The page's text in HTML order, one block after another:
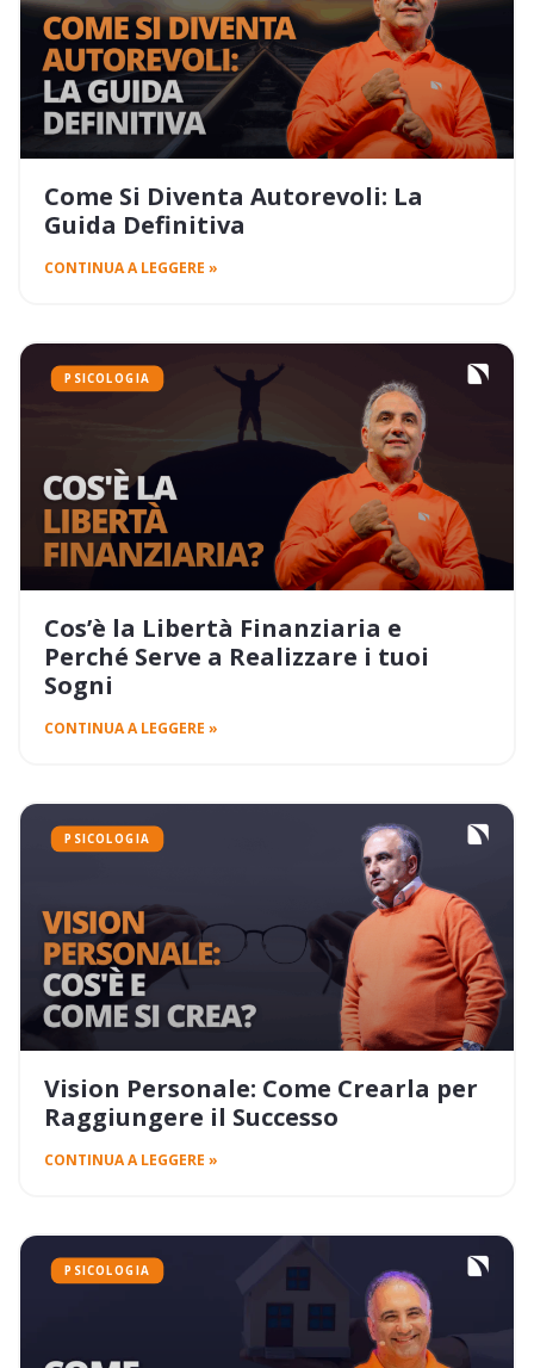
Come Si Diventa Autorevoli: La
Guida Definitiva
CONTINUA A LEGGERE »
PSICOLOGIA
Cos’è la Libertà Finanziaria e
Perché Serve a Realizzare i tuoi
Sogni
CONTINUA A LEGGERE »
PSICOLOGIA
Vision Personale: Come Crearla per
Raggiungere il Successo
CONTINUA A LEGGERE »
PSICOLOGIA